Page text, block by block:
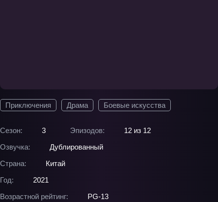
Приключения Драма Боевые искусства
Сезон: 3 Эпизодов:
12 из 12
Озвучка:
Дублированный
Страна:
Китай
Год:
2021
Возрастной рейтинг:
PG-13